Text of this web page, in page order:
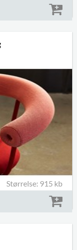
Størrelse: 915 kb